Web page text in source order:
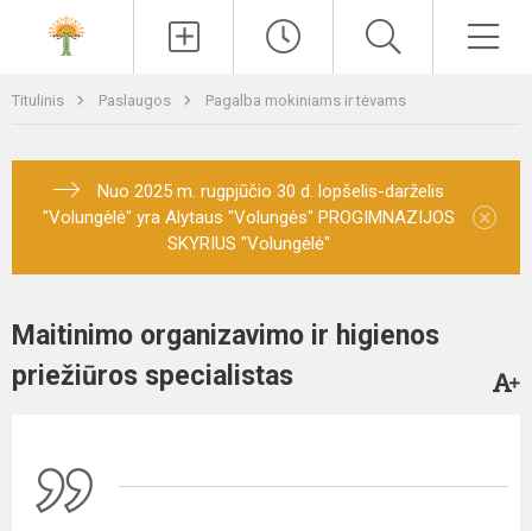
Titulinis Paslaugos Pagalba mokiniams ir tėvams
Nuo 2025 m. rugpjūčio 30 d. lopšelis-darželis
"Volungėlė" yra Alytaus "Volungės" PROGIMNAZIJOS
SKYRIUS "Volungėlė"
×
Maitinimo organizavimo ir higienos
priežiūros specialistas